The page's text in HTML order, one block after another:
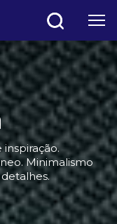
unimos a
da Cavaletti
alia conforto e